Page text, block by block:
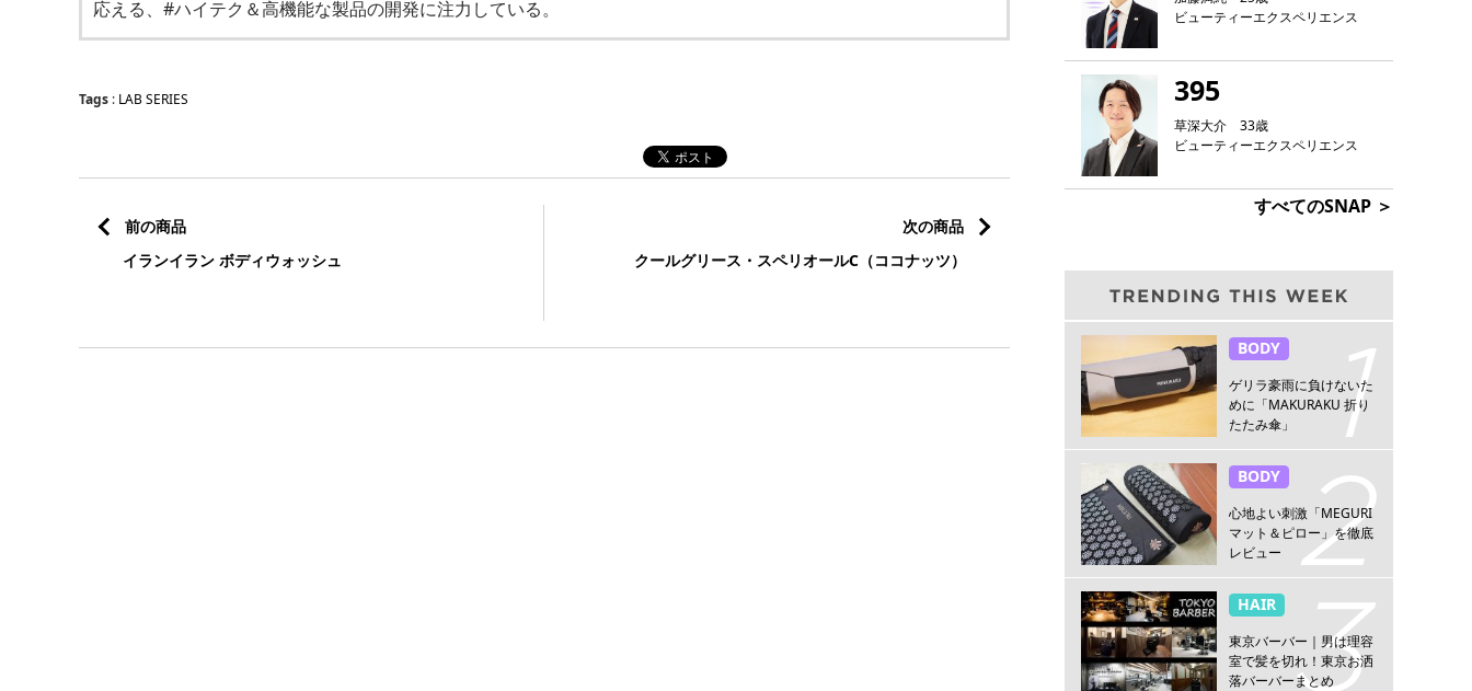
応える、#ハイテク＆高機能な製品の開発に注力している。
Tags : LAB SERIES
前の商品
イランイラン ボディウォッシュ
次の商品
クールグリース・スペリオールC（ココナッツ）
ビューティーエクスペリエンス
395
草深大介 33歳
ビューティーエクスペリエンス
すべてのSNAP ＞
BODY
ゲリラ豪雨に負けないた
めに「MAKURAKU 折り
たたみ傘」
BODY
心地よい刺激「MEGURI
マット＆ピロー」を徹底
レビュー
HAIR
東京バーバー｜男は理容
室で髪を切れ！東京お洒
落バーバーまとめ